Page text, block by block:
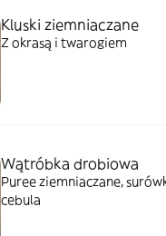
Kluski ziemniaczane
Z okrasą i twarogiem
Wątróbka drobiowa
Puree ziemniaczane,
cebula